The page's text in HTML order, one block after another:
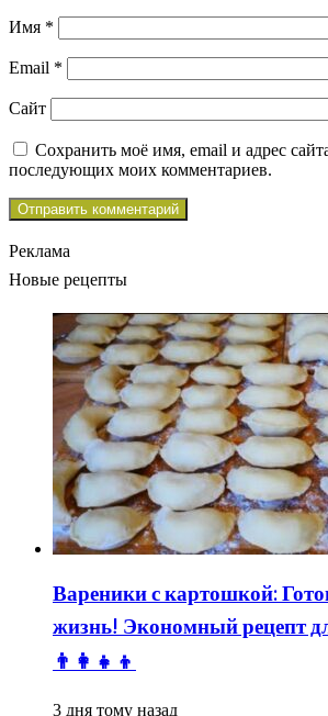
Имя *
Email *
Сайт
Сохранить моё имя, email и адрес
последующих моих комментариев.
Реклама
Новые рецепты
Вареники с картошкой:
жизнь! Экономный рецепт
👨👩👧👦
3 дня тому назад